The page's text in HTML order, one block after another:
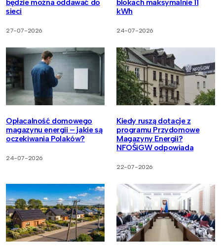
będzie można oddawać do
sieci
27-07-2026
blokach maksymalnie 11
kWh
24-07-2026
Opłacalność domowego
magazynu energii – jakie są
oczekiwania Polaków?
24-07-2026
Kiedy ruszą dotacje z
programu Przydomowe
Magazyny Energii?
NFOŚiGW odpowiada
22-07-2026